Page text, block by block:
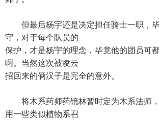
但最后杨宇还是决定担任骑士一职，
守，对于每个队员的
保护，才是杨宇的理念，毕竟他的团员可
啊。当然这次被凌云
招回来的俩汉子是完全的意外。
将木系药师药镜林暂时定为木系法师，
用一些类似植物系召